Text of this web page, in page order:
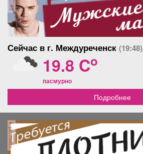
Сейчас в г. Междуреченск (19:48)
19.8 Co
пасмурно
Подробнее
реклама